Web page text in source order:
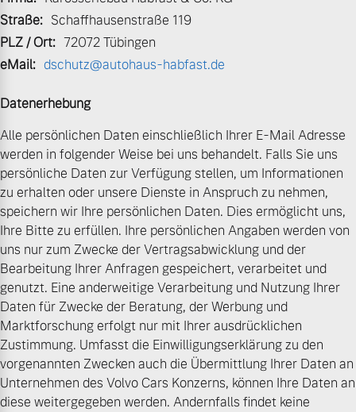
Konnektivität
Fahrzeug konfigurieren
Sofort verfügbare Fahrzeuge
Volvo Selekt
Gebrauchtwagen
Die Neuwagenalternative
Mehr erfahren
Service by Volvo
Vielzahl von Original
Volvo Winter- und
Sommer Kompletträder.
Bitte sprechen Sie uns
direkt an.
Mehr erfahren
Frühjahrscheck
Entdecken Sie unsere
saisonalen Angebote.
Mehr erfahren
Straße: Schaffhausenstraße 119
PLZ / Ort: 72072 Tübingen
eMail: dschutz@autohaus-habfast.de
Datenerhebung
Alle persönlichen Daten einschließlich Ihrer E-Mail Adresse
werden in folgender Weise bei uns behandelt. Falls Sie uns
persönliche Daten zur Verfügung stellen, um Informationen
zu erhalten oder unsere Dienste in Anspruch zu nehmen,
speichern wir Ihre persönlichen Daten. Dies ermöglicht uns,
Ihre Bitte zu erfüllen. Ihre persönlichen Angaben werden von
uns nur zum Zwecke der Vertragsabwicklung und der
Bearbeitung Ihrer Anfragen gespeichert, verarbeitet und
genutzt. Eine anderweitige Verarbeitung und Nutzung Ihrer
Daten für Zwecke der Beratung, der Werbung und
Marktforschung erfolgt nur mit Ihrer ausdrücklichen
Zustimmung. Umfasst die Einwilligungserklärung zu den
vorgenannten Zwecken auch die Übermittlung Ihrer Daten an
Unternehmen des Volvo Cars Konzerns, können Ihre Daten an
diese weitergegeben werden. Andernfalls findet keine